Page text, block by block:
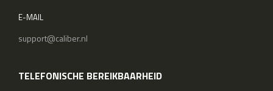
E-MAIL
support@caliber.nl
TELEFONISCHE BEREIKBAARHEID